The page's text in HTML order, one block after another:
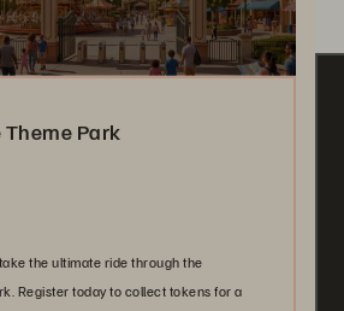
Park
the ultimate ride through the
Register today to collect tokens for a